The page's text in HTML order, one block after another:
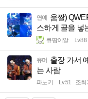
연예
움짤)
스하게 골을 넣
큐땁이알 Lv.88
유머 출장 가서
는 사람
파노키 Lv.51 조회